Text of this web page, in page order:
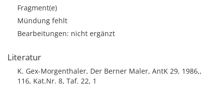
Fragment(e)
Mündung fehlt
Bearbeitungen: nicht ergänzt
Literatur
K. Gex-Morgenthaler, Der Berner Maler, AntK 29, 1986,,
116, Kat.Nr. 8, Taf. 22, 1